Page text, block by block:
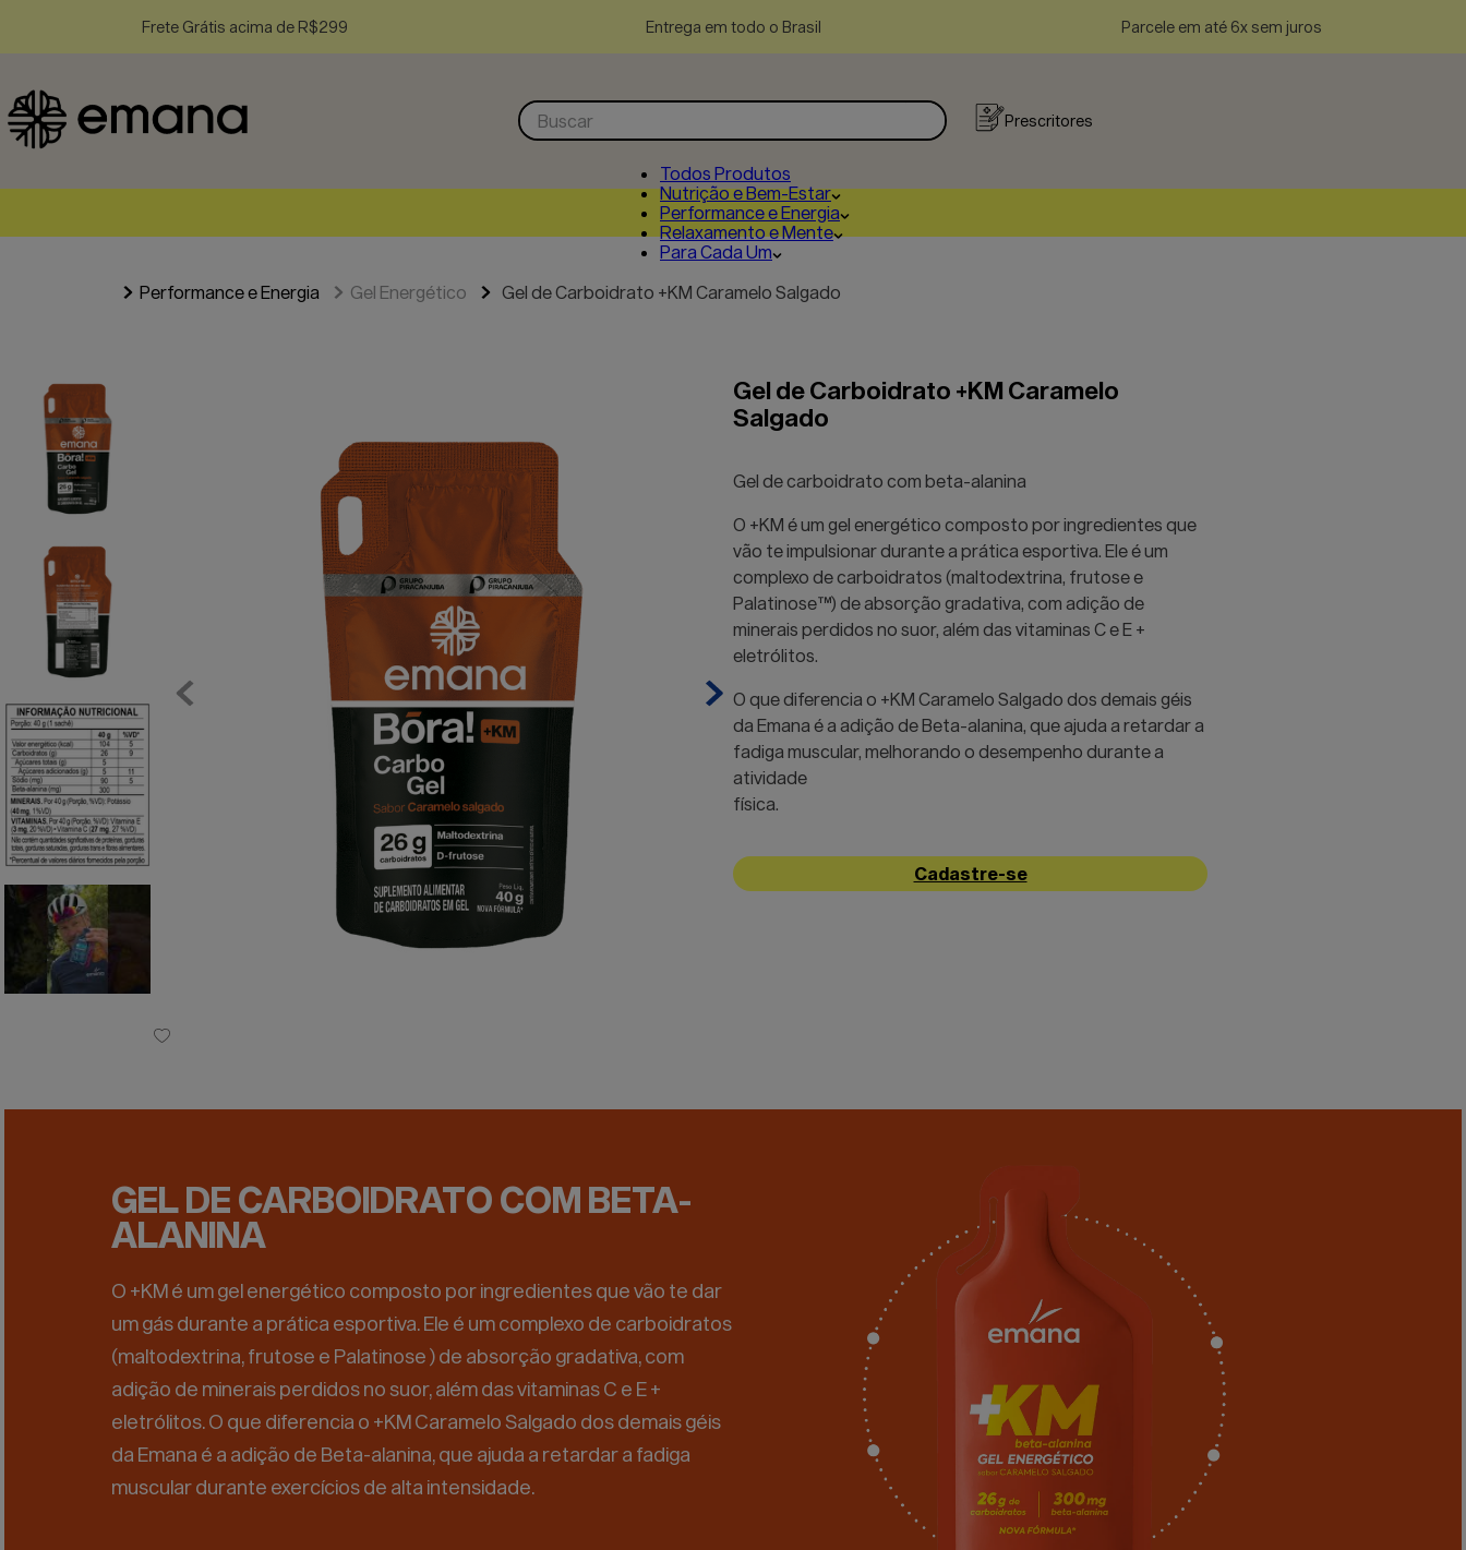
Frete Grátis acima de R$299 Entrega em todo o Brasil Parcele em até 6x sem juros
Buscar
Prescritores
Todos Produtos
Nutrição e Bem-Estar
Performance e Energia
Relaxamento e Mente
Para Cada Um
Performance e Energia
Gel Energético Gel de Carboidrato +KM Caramelo Salgado
Gel de Carboidrato +KM Caramelo
Salgado
Gel de carboidrato com beta-alanina
O +KM é um gel energético composto por ingredientes que
vão te impulsionar durante a prática esportiva. Ele é um
complexo de carboidratos (maltodextrina, frutose e
Palatinose™) de absorção gradativa, com adição de
minerais perdidos no suor, além das vitaminas C e E +
eletrólitos.
O que diferencia o +KM Caramelo Salgado dos demais géis
da Emana é a adição de Beta-alanina, que ajuda a retardar a
fadiga muscular, melhorando o desempenho durante a
atividade
física.
Cadastre-se
GEL DE CARBOIDRATO COM BETA-
ALANINA
O +KM é um gel energético composto por ingredientes que vão te dar
um gás durante a prática esportiva. Ele é um complexo de carboidratos
(maltodextrina, frutose e Palatinose ) de absorção gradativa, com
adição de minerais perdidos no suor, além das vitaminas C e E +
eletrólitos. O que diferencia o +KM Caramelo Salgado dos demais géis
da Emana é a adição de Beta-alanina, que ajuda a retardar a fadiga
muscular durante exercícios de alta intensidade.